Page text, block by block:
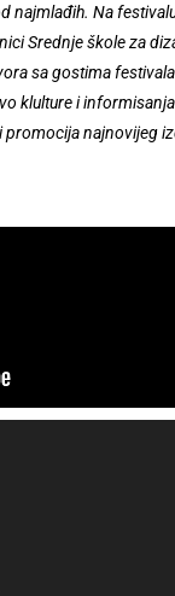
Na
Srednje škole za
sa gostima
klulture i
najnovijeg